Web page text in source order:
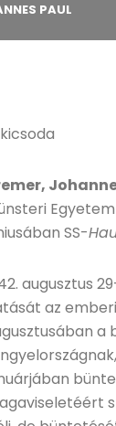
PAUL
SS-
augusztus
az
a